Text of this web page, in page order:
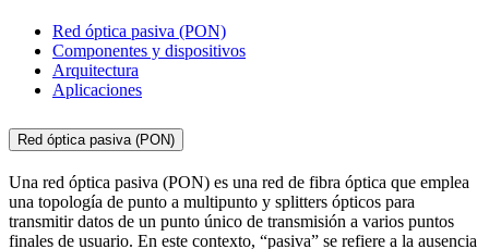
Red óptica pasiva (PON)
Componentes y dispositivos
Arquitectura
Aplicaciones
Red óptica pasiva (PON)
Una red óptica pasiva (PON) es una red de fibra óptica que emplea
una topología de punto a multipunto y splitters ópticos para
transmitir datos de un punto único de transmisión a varios puntos
finales de usuario. En este contexto, “pasiva” se refiere a la ausencia